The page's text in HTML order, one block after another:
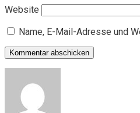
Website
Name, E-Mail-Adresse und